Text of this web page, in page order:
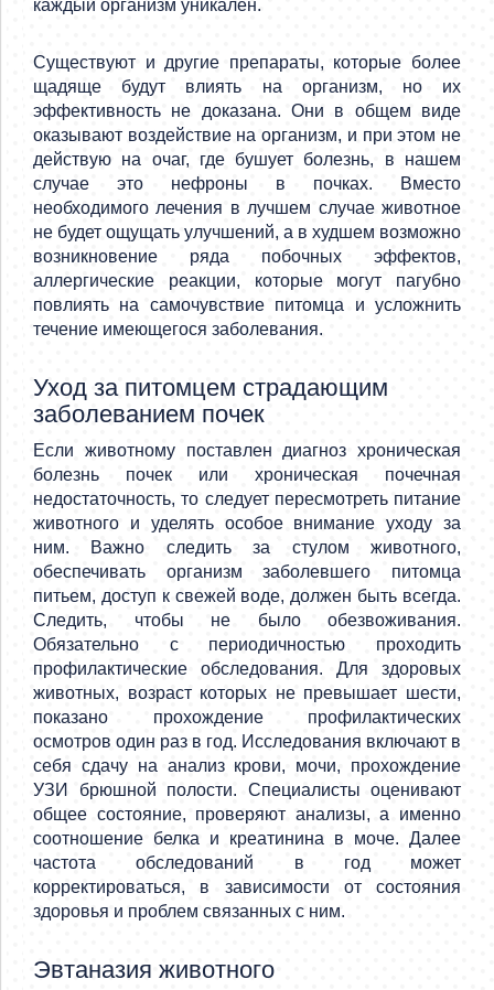
каждый организм уникален.
Существуют и другие препараты, которые более
щадяще будут влиять на организм, но их
эффективность не доказана. Они в общем виде
оказывают воздействие на организм, и при этом не
действую на очаг, где бушует болезнь, в нашем
случае это нефроны в почках. Вместо
необходимого лечения в лучшем случае животное
не будет ощущать улучшений, а в худшем возможно
возникновение ряда побочных эффектов,
аллергические реакции, которые могут пагубно
повлиять на самочувствие питомца и усложнить
течение имеющегося заболевания.
Уход за питомцем страдающим
заболеванием почек
Если животному поставлен диагноз хроническая
болезнь почек или хроническая почечная
недостаточность, то следует пересмотреть питание
животного и уделять особое внимание уходу за
ним. Важно следить за стулом животного,
обеспечивать организм заболевшего питомца
питьем, доступ к свежей воде, должен быть всегда.
Следить, чтобы не было обезвоживания.
Обязательно с периодичностью проходить
профилактические обследования. Для здоровых
животных, возраст которых не превышает шести,
показано прохождение профилактических
осмотров один раз в год. Исследования включают в
себя сдачу на анализ крови, мочи, прохождение
УЗИ брюшной полости. Специалисты оценивают
общее состояние, проверяют анализы, а именно
соотношение белка и креатинина в моче. Далее
частота обследований в год может
корректироваться, в зависимости от состояния
здоровья и проблем связанных с ним.
Эвтаназия животного